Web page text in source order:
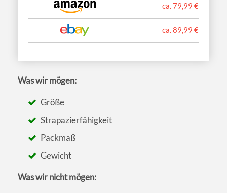
ca. 79,99 €
ca. 89,99 €
Was wir mögen:
Größe
Strapazierfähigkeit
Packmaß
Gewicht
Was wir nicht mögen: